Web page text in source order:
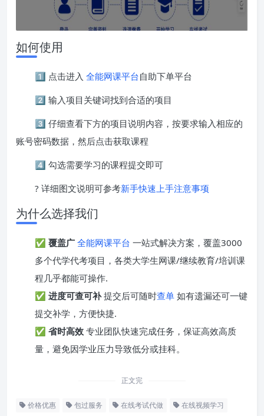
如何使用
1️⃣ 点击进入 全能网课平台自助下单平台
2️⃣ 输入项目关键词找到合适的项目
3️⃣ 仔细查看下方的项目说明内容，按要求输入相应的
账号密码数据，然后点击获取课程
4️⃣ 勾选需要学习的课程提交即可
? 详细图文说明可参考新手快速上手注意事项
为什么选择我们
✅ 覆盖广 全能网课平台 一站式解决方案，覆盖3000
多个代学代考项目，各类大学生网课/继续教育/培训课
程几乎都能可操作.
✅ 进度可查可补提交后可随时查单 如有遗漏还可一键
提交补学，方便快捷.
✅ 省时高效 专业团队快速完成任务，保证高效高质
量，避免因学业压力导致低分或挂科。
正文完
价格优惠 包过服务 在线考试代做 在线视频学习